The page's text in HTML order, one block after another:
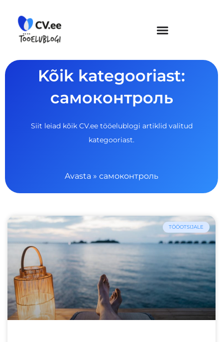
content
Kõik kategooriast:
самоконтроль
Siit leiad kõik CV.ee tööelublogi artiklid valitud
kategooriast.
Avasta » самоконтроль
TÖÖOTSIJALE